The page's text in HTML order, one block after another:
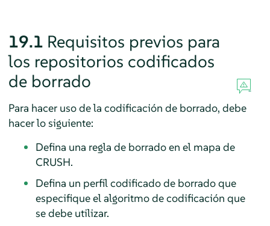
19.1 Requisitos previos para
los repositorios codificados
de borrado
Para hacer uso de la codificación de borrado, debe
hacer lo siguiente:
Defina una regla de borrado en el mapa de
CRUSH.
Defina un perfil codificado de borrado que
especifique el algoritmo de codificación que
se debe utilizar.